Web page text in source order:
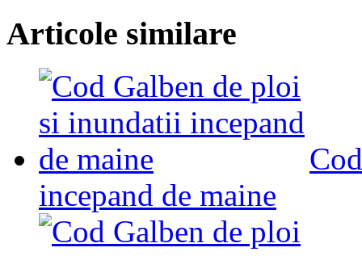
Articole similare
incepand de maine